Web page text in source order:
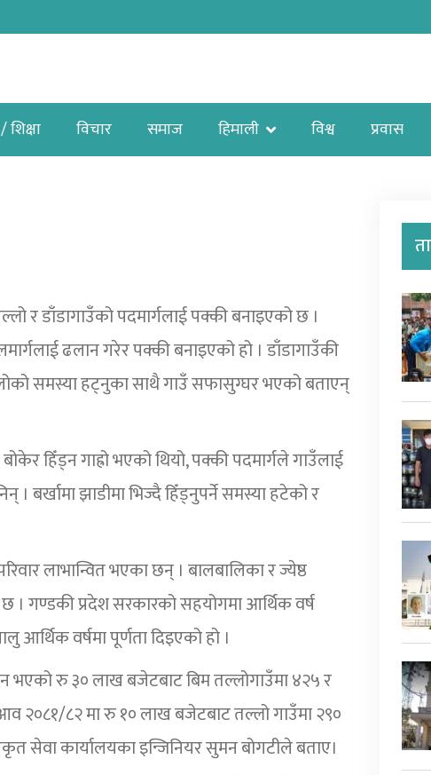
शिक्षा विचार समाज हिमाली विश्व प्रवास
र डाँडागाउँको पदमार्गलाई पक्की बनाइएको छ ।
ढलान गरेर पक्की बनाइएको हो । डाँडागाउँकी
समस्या हट्नुका साथै गाउँ सफासुग्घर भएको बताएन्
हिँड्न गाह्रो भएको थियो, पक्की पदमार्गले गाउँलाई
बर्खामा झाडीमा भिज्दै हिँड्नुपर्ने समस्या हटेको र
लाभान्वित भएका छन् । बालबालिका र ज्येष्ठ
गण्डकी प्रदेश सरकारको सहयोगमा आर्थिक वर्ष
आर्थिक वर्षमा पूर्णता दिइएको हो ।
भएको रु ३० लाख बजेटबाट बिम तल्लोगाउँमा ४२५ र
आव २०८१/८२ मा रु १० लाख बजेटबाट तल्लो गाउँमा २९०
सेवा कार्यालयका इन्जिनियर सुमन बोगटीले बताए।